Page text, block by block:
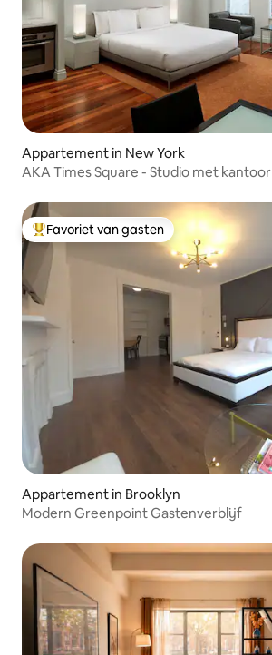
Appartement in New York
AKA Times Square - Studio met kantoor
Topfavoriet van gasten
Favoriet van gasten
Appartement in Brooklyn
Modern Greenpoint Gastenverblijf